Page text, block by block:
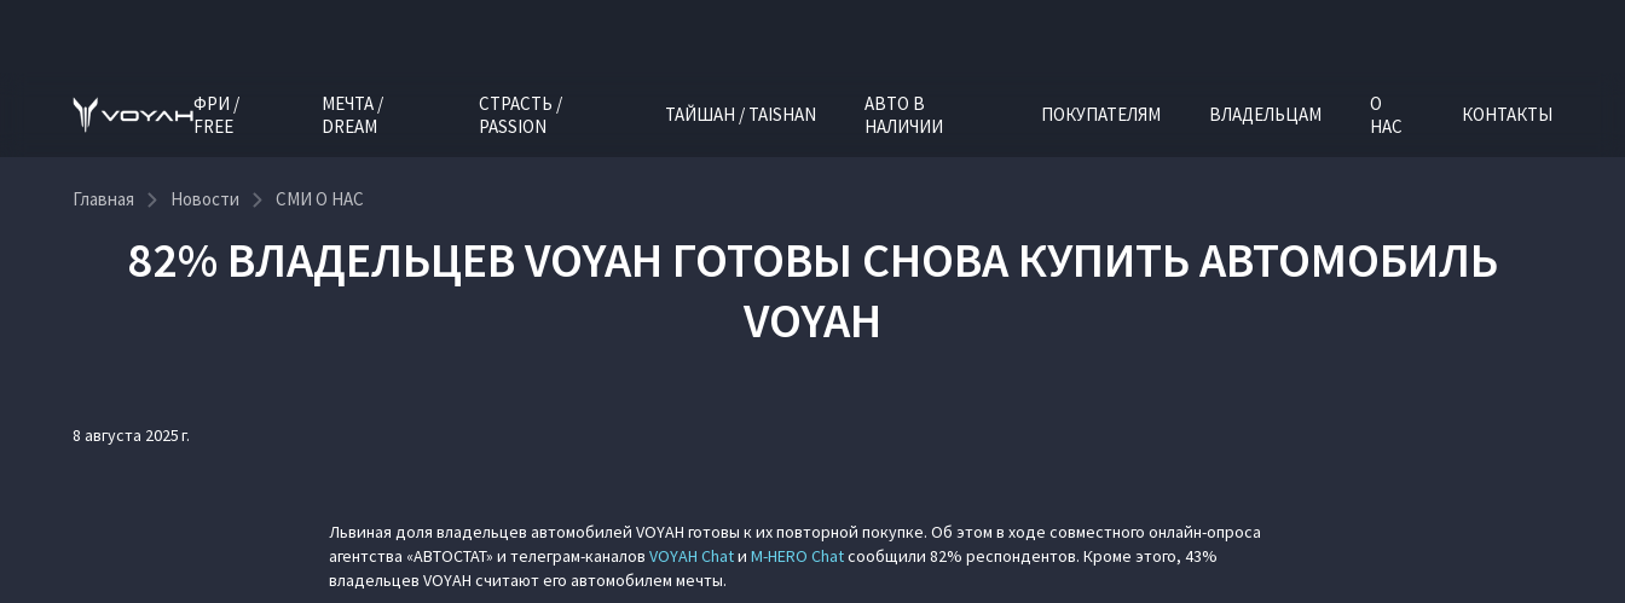
ФРИ /
FREE
МЕЧТА /
DREAM
СТРАСТЬ /
PASSION
ТАЙШАН / TAISHAN
АВТО В
НАЛИЧИИ
ПОКУПАТЕЛЯМ ВЛАДЕЛЬЦАМ
О
НАС
КОНТАКТЫ
Главная Новости СМИ О НАС
82% ВЛАДЕЛЬЦЕВ VOYAH ГОТОВЫ СНОВА КУПИТЬ АВТОМОБИЛЬ
VOYAH
8 августа 2025 г.
Львиная доля владельцев автомобилей VOYAH готовы к их повторной покупке. Об этом в ходе совместного онлайн-опроса
агентства «АВТОСТАТ» и телеграм-каналов VOYAH Chatи M‑HERO Chatсообщили 82% респондентов. Кроме этого, 43%
владельцев VOYAH считают его автомобилем мечты.